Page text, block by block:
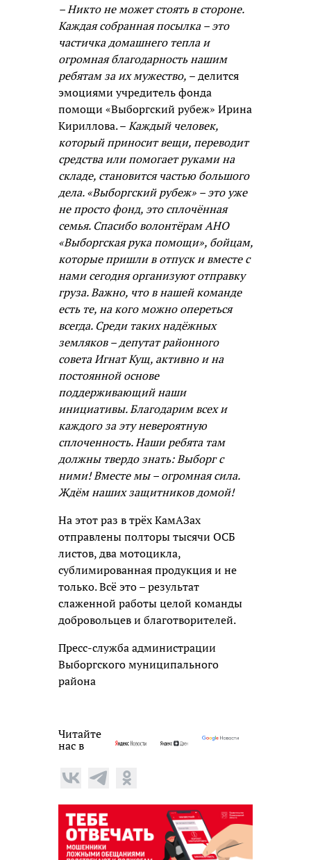
– Никто не может стоять в стороне.
Каждая собранная посылка – это
частичка домашнего тепла и
огромная благодарность нашим
ребятам за их мужество, – делится
эмоциями учредитель фонда
помощи «Выборгский рубеж» Ирина
Кириллова. –Каждый человек,
который приносит вещи, переводит
средства или помогает руками на
складе, становится частью большого
дела. «Выборгский рубеж» – это уже
не просто фонд, это сплочённая
семья. Спасибо волонтёрам АНО
«Выборгская рука помощи», бойцам,
которые пришли в отпуск и вместе с
нами сегодня организуют отправку
груза. Важно, что в нашей команде
есть те, на кого можно опереться
всегда. Среди таких надёжных
земляков – депутат районного
совета Игнат Кущ, активно и на
постоянной основе
поддерживающий наши
инициативы. Благодарим всех и
каждого за эту невероятную
сплоченность. Наши ребята там
должны твердо знать: Выборг с
ними! Вместе мы – огромная сила.
Ждём наших защитников домой!
На этот раз в трёх КамАЗах
отправлены полторы тысячи ОСБ
листов, два мотоцикла,
сублимированная продукция и не
только. Всё это – результат
слаженной работы целой команды
добровольцев и благотворителей.
Пресс-служба администрации
Выборгского муниципального
района
Читайте
нас в